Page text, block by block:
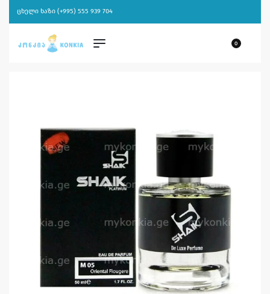
ცხელი ხაზი (+995) 555 939 704
0